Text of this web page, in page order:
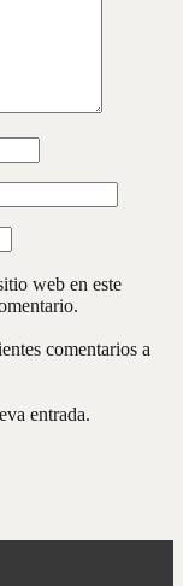
web en este
comentarios a
entrada.